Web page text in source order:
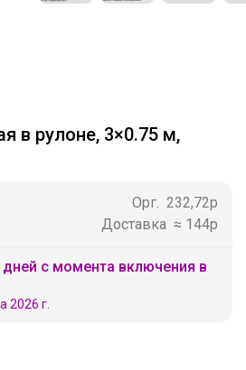
в рулоне, 3×0.75 м,
Орг.
232,72р
Доставка ≈ 144р
с момента включения в
2026 г.